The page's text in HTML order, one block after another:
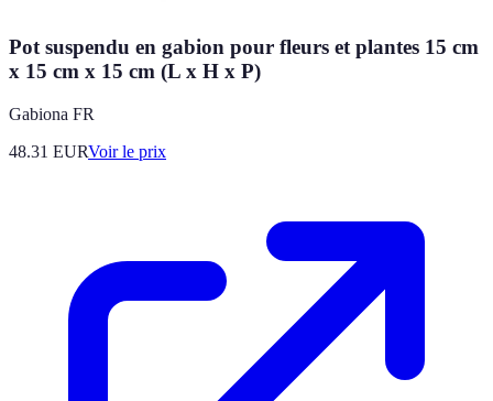
Pot suspendu en gabion pour fleurs et plantes 15 cm
x 15 cm x 15 cm (L x H x P)
Gabiona FR
48.31 EURVoir le prix